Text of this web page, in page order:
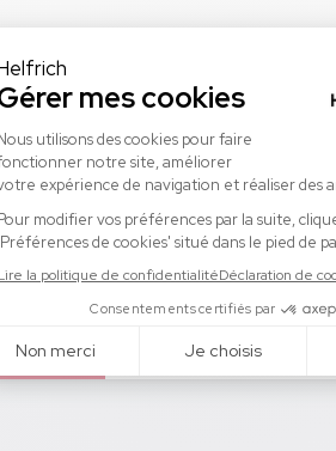
Paris Saint-Denis
Stade de France
Eluceo Paris S2 2026